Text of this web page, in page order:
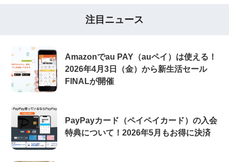
注目ニュース
Amazonでau PAY（auペイ）は使える！
2026年4月3日（金）から新生活セール
FINALが開催
PayPayカード（ペイペイカード）の入会
特典について！2026年5月もお得に決済